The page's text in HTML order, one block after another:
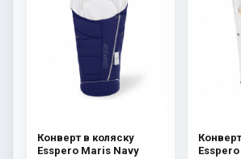
Конверт в коляску
Esspero Maris Navy